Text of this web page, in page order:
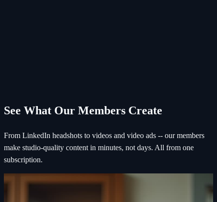
See What Our Members Create
From LinkedIn headshots to videos and video ads -- our members
make studio-quality content in minutes, not days. All from one
subscription.